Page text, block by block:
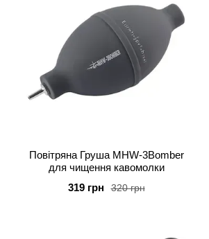
Повітряна Груша MHW-3Bomber
для чищення кавомолки
320 грн
319 грн